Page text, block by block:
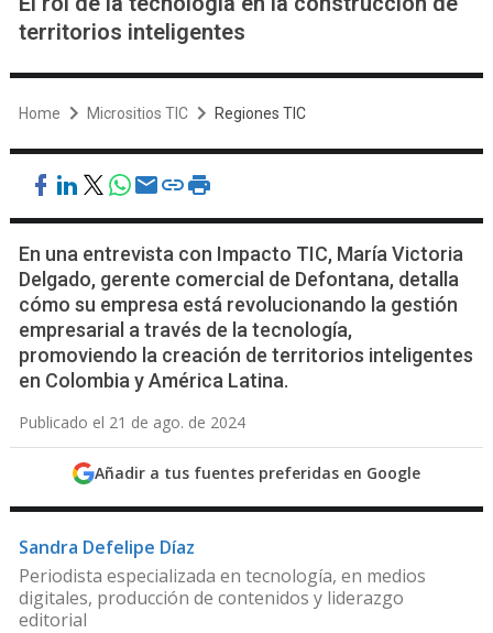
territorios inteligentes
Home Micrositios TIC Regiones TIC
En una entrevista con Impacto TIC, María Victoria
Delgado, gerente comercial de Defontana, detalla
cómo su empresa está revolucionando la gestión
empresarial a través de la tecnología,
promoviendo la creación de territorios inteligentes
en Colombia y América Latina.
Publicado el 21 de ago. de 2024
Añadir a tus fuentes preferidas en Google
Sandra Defelipe Díaz
Periodista especializada en tecnología, en medios
digitales, producción de contenidos y liderazgo
editorial